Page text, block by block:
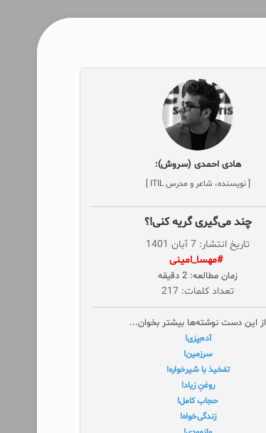
هادی احمدی (سروش):
[ نویسنده، شاعر و مدرس ITIL ]
چند می‌گیری گریه کنی!؟
تاریخ انتشار: 7 آبان 1401
‌ #مهسا_امینی
زمان مطالعه: 2 دقیقه
تعداد کلمات: 217
از این دست نوشته‌ها بیشتر بخوان...
آدم‌پزی!
سرزمین!
تفخیذ با شیرخواره!
روغنِ زیاد!
حجاب کامل!
زندگی‌خواه!